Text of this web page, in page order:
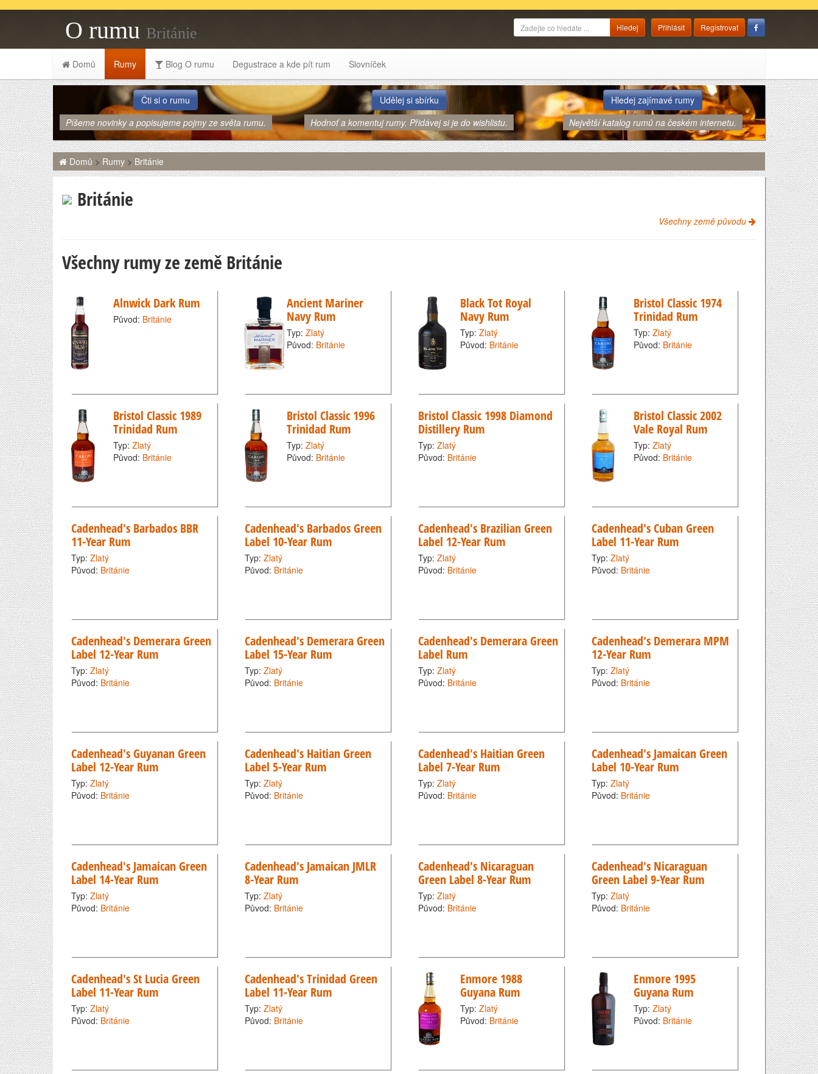
O rumu Británie Přihlásit Registrovat
Domů Rumy Blog O rumu Degustrace a kde pít rum Slovníček
Čti si o rumu
Píšeme novinky a popisujeme pojmy ze světa rumu.
Udělej si sbírku
Hodnoť a komentuj rumy. Přidávej si je do wishlistu.
Hledej zajímavé rumy
Největší katalog rumů na českém internetu.
Domů > Rumy > Británie
Británie
Všechny země původu
Všechny rumy ze země Británie
Alnwick Dark Rum
Původ: Británie
Ancient Mariner
Navy Rum
Typ: Zlatý
Původ: Británie
Black Tot Royal
Navy Rum
Typ: Zlatý
Původ: Británie
Bristol Classic 1974
Trinidad Rum
Typ: Zlatý
Původ: Británie
Bristol Classic 1989
Trinidad Rum
Typ: Zlatý
Původ: Británie
Bristol Classic 1996
Trinidad Rum
Typ: Zlatý
Původ: Británie
Bristol Classic 1998 Diamond
Distillery Rum
Typ: Zlatý
Původ: Británie
Bristol Classic 2002
Vale Royal Rum
Typ: Zlatý
Původ: Británie
Cadenhead's Barbados BBR
11-Year Rum
Typ: Zlatý
Původ: Británie
Cadenhead's Barbados Green
Label 10-Year Rum
Typ: Zlatý
Původ: Británie
Cadenhead's Brazilian Green
Label 12-Year Rum
Typ: Zlatý
Původ: Británie
Cadenhead's Cuban Green
Label 11-Year Rum
Typ: Zlatý
Původ: Británie
Cadenhead's Demerara Green
Label 12-Year Rum
Typ: Zlatý
Původ: Británie
Cadenhead's Demerara Green
Label 15-Year Rum
Typ: Zlatý
Původ: Británie
Cadenhead's Demerara Green
Label Rum
Typ: Zlatý
Původ: Británie
Cadenhead's Demerara MPM
12-Year Rum
Typ: Zlatý
Původ: Británie
Cadenhead's Guyanan Green
Label 12-Year Rum
Typ: Zlatý
Původ: Británie
Cadenhead's Haitian Green
Label 5-Year Rum
Typ: Zlatý
Původ: Británie
Cadenhead's Haitian Green
Label 7-Year Rum
Typ: Zlatý
Původ: Británie
Cadenhead's Jamaican Green
Label 10-Year Rum
Typ: Zlatý
Původ: Británie
Cadenhead's Jamaican Green
Label 14-Year Rum
Typ: Zlatý
Původ: Británie
Cadenhead's Jamaican JMLR
8-Year Rum
Typ: Zlatý
Původ: Británie
Cadenhead's Nicaraguan
Green Label 8-Year Rum
Typ: Zlatý
Původ: Británie
Cadenhead's Nicaraguan
Green Label 9-Year Rum
Typ: Zlatý
Původ: Británie
Cadenhead's St Lucia Green
Label 11-Year Rum
Typ: Zlatý
Původ: Británie
Cadenhead's Trinidad Green
Label 11-Year Rum
Typ: Zlatý
Původ: Británie
Enmore 1988
Guyana Rum
Typ: Zlatý
Původ: Británie
Enmore 1995
Guyana Rum
Typ: Zlatý
Původ: Británie